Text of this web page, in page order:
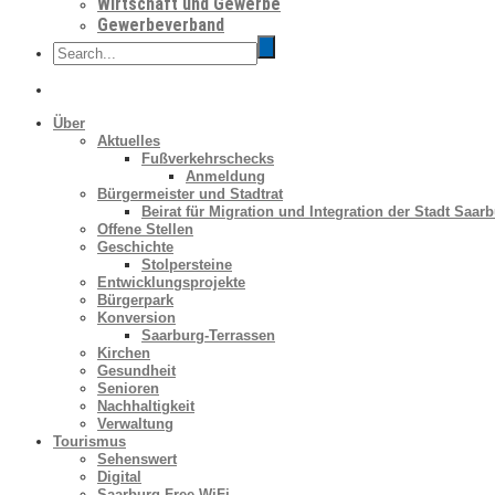
Gewerbeverband
Über
Aktuelles
Fußverkehrschecks
Anmeldung
Bürgermeister und Stadtrat
Beirat für Migration und Integration der Stadt
Offene Stellen
Geschichte
Stolpersteine
Entwicklungsprojekte
Bürgerpark
Konversion
Saarburg-Terrassen
Kirchen
Gesundheit
Senioren
Nachhaltigkeit
Verwaltung
Tourismus
Sehenswert
Digital